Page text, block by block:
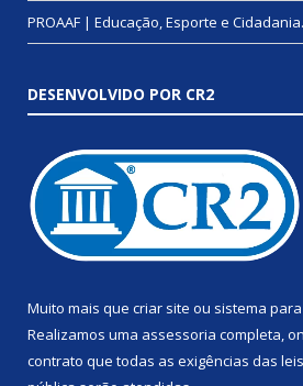
PROAAF | Educação, Esporte e Cidadania.
DESENVOLVIDO POR CR2
Muito mais que criar site ou sistema
Realizamos uma assessoria completa,
contrato que todas as exigências das